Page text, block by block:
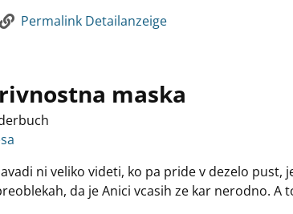
Permalink Detailanzeige
maska
diesem Verfasser
ni veliko videti, ko pa pride v dezelo pust,
da je Anici vcasih ze kar nerodno. A